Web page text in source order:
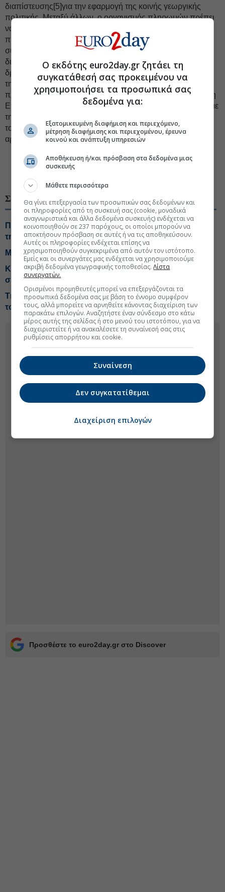
διαπίστευσης[5]για την εφαρμογή της κοινής γεωργικής
πολιτικής. Μεταξύ άλλων, ο οργανισμός πληρωμών πρέπει
να τηρεί ειδικά πρότυπα για τους ανθρώπινους πόρους και
πρότυπα αξιολόγησης των κινδύνων,
συμπεριλαμβανομένων μέτρων για τον εντοπισμό και τη
διαχείριση της απάτης και κάθε άλλης παράνομης
δραστηριότητας εις βάρος των οικονομικών συμφερόντων
της ΕΕ. Η διαπίστευση του ελληνικού οργανισμού
πληρωμών βρίσκεται επί του παρόντος υπό αναστολή και η
Επιτροπή εξετάζει ειδικότερα τα ζητήματα που σχετίζονται με
τη συμμόρφωση με τα κριτήρια διαπίστευσης στο πλαίσιο
του εν εξελίξει σχεδίου δράσης που υπέβαλαν οι ελληνικές
αρχές.
ΣΧΕΤΙΚΑ ΘΕΜΑΤΑ
Προσδιορίστηκαν οι δίκες των τεσσάρων βουλευτών
της ΝΔ για την υπόθεση του ΟΠΕΚΕΠΕ
Μην πυροβολείτε την (Ευρωπαϊκή) Δικαιοσύνη
Κομισιόν για Θέουτα: Πρέπει να διασφαλίσουμε τη
συνεργασία του Μαρόκου
Τι απαντούν οι 4 γαλάζιοι βουλευτές που διώκονται για
τον ΟΠΕΚΕΠΕ
Προσθέστε το euro2day.gr στο Discover
Ο εκδότης euro2day.gr ζητάει τη
συγκατάθεσή σας προκειμένου να
χρησιμοποιήσει τα προσωπικά σας
δεδομένα για:
Εξατομικευμένη διαφήμιση και περιεχόμενο,
μέτρηση διαφήμισης και περιεχομένου, έρευνα
κοινού και ανάπτυξη υπηρεσιών
Αποθήκευση ή/και πρόσβαση στα δεδομένα μιας
συσκευής
Μάθετε περισσότερα
Θα γίνει επεξεργασία των προσωπικών σας δεδομένων και
οι πληροφορίες από τη συσκευή σας (cookie, μοναδικά
αναγνωριστικά και άλλα δεδομένα συσκευής) ενδέχεται να
κοινοποιηθούν σε 237 παρόχους, οι οποίοι μπορούν να
αποκτήσουν πρόσβαση σε αυτές ή να τις αποθηκεύσουν.
Αυτές οι πληροφορίες ενδέχεται επίσης να
χρησιμοποιηθούν συγκεκριμένα από αυτόν τον ιστότοπο.
Εμείς και οι συνεργάτες μας ενδέχεται να χρησιμοποιούμε
ακριβή δεδομένα γεωγραφικής τοποθεσίας.Λίστα
συνεργατών.
Ορισμένοι προμηθευτές μπορεί να επεξεργάζονται τα
προσωπικά δεδομένα σας με βάση το έννομο συμφέρον
τους, αλλά μπορείτε να αρνηθείτε κάνοντας διαχείριση των
παρακάτω επιλογών. Αναζητήστε έναν σύνδεσμο στο κάτω
μέρος αυτής της σελίδας ή στο μενού του ιστοτόπου, για να
διαχειριστείτε ή να ανακαλέσετε τη συναίνεσή σας στις
ρυθμίσεις απορρήτου και cookie.
Συναίνεση
Δεν συγκατατίθεμαι
Διαχείριση επιλογών